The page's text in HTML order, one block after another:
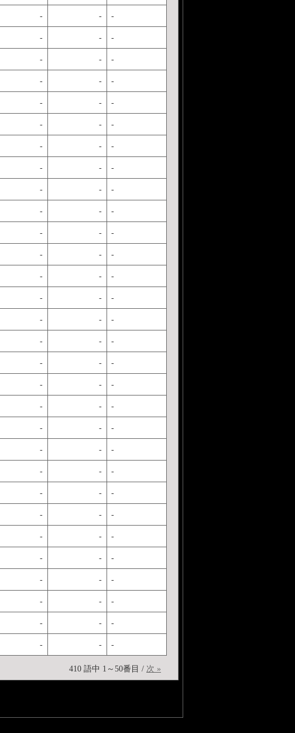
- - -
- - -
- - -
- - -
- - -
- - -
- - -
- - -
- - -
- - -
- - -
- - -
- - -
- - -
- - -
- - -
- - -
- - -
- - -
- - -
- - -
- - -
- - -
- - -
- - -
- - -
- - -
- - -
- - -
- - -
410 語中 1～50番目 / 次 »